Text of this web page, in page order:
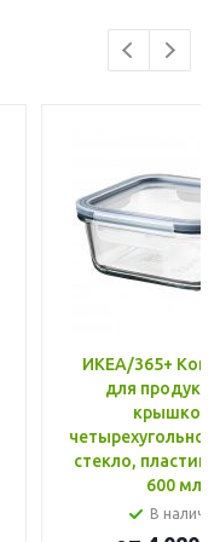
ИКЕА/365+
для
крышкой,
стекло, пластик
600 мл
В